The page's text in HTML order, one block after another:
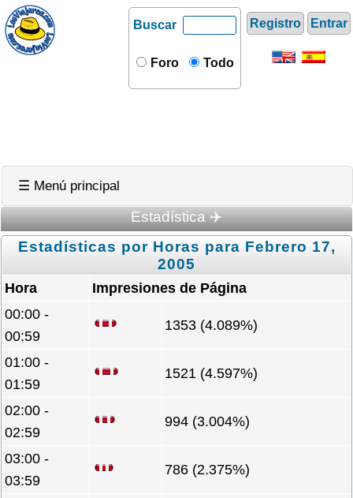
Registro Entrar
Buscar
Foro Todo
☰ Menú principal
Estadística ✈️
Estadísticas por Horas para Febrero 17,
2005
Hora
Impresiones de Página
00:00 -
00:59
1353 (4.089%)
01:00 -
01:59
1521 (4.597%)
02:00 -
02:59
994 (3.004%)
03:00 -
03:59
786 (2.375%)